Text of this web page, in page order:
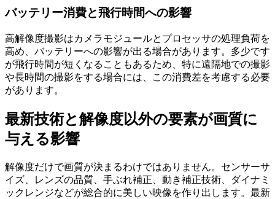
バッテリー消費と飛行時間への影響
高解像度撮影はカメラモジュールとプロセッサの処理負荷を
高め、バッテリーへの影響が出る場合があります。多少です
が飛行時間が短くなることもあるため、特に遠隔地での撮影
や長時間の撮影をする場合には、この消費差を考慮する必要
があります。
最新技術と解像度以外の要素が画質に
与える影響
解像度だけで画質が決まるわけではありません。センサーサ
イズ、レンズの品質、手ぶれ補正、動き補正技術、ダイナミ
ックレンジなどが総合的に美しい映像を作り出します。最新